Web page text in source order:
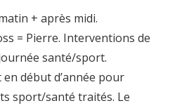
+ après midi.
= Pierre. Interventions de
santé/sport.
début d’année pour
sport/santé traités. Le